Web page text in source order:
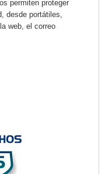
permiten proteger
desde portátiles,
web, el correo